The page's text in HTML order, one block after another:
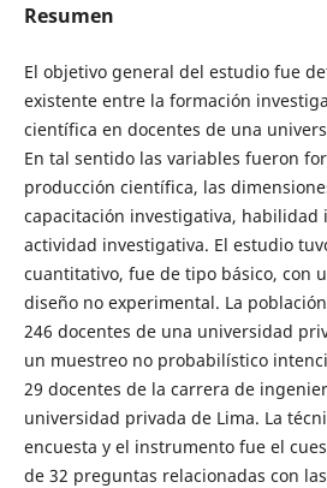
Resumen
El objetivo general del estudio fue
existente entre la formación
científica en docentes de una
En tal sentido las variables fueron
producción científica, las
capacitación investigativa, habilidad
actividad investigativa. El estudio
cuantitativo, fue de tipo básico, con
diseño no experimental. La
246 docentes de una universidad
un muestreo no probabilístico
29 docentes de la carrera de
universidad privada de Lima. La
encuesta y el instrumento fue el
de 32 preguntas relacionadas con